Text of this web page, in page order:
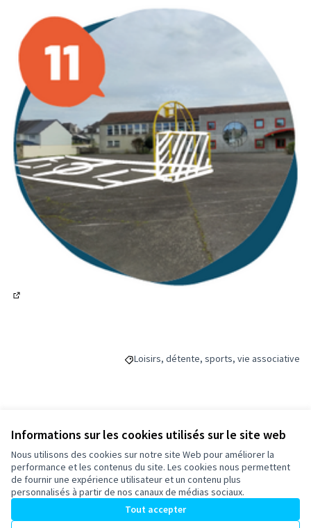
Informations sur les cookies utilisés sur le site web
Nous utilisons des cookies sur notre site Web pour améliorer la
performance et les contenus du site. Les cookies nous permettent
de fournir une expérience utilisateur et un contenu plus
personnalisés à partir de nos canaux de médias sociaux.
Tout accepter
Filtrer les résultats de la catégorie :
Loisirs, détente, sports, vie associative
Budget
20 000 €
Suivre Partager